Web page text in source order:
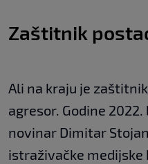
Zaštitnik
Ali na kraju je
agresor. Godine
novinar Dimitar
istraživačke medijske